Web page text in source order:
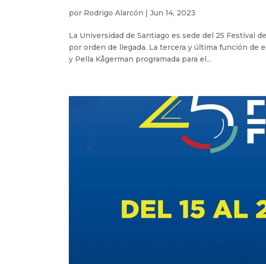
por Rodrigo Alarcón |Jun 14, 2023
La Universidad de Santiago es sede del 25 Festival
por orden de llegada. La tercera y última función de
y Pella Kågerman programada para el...